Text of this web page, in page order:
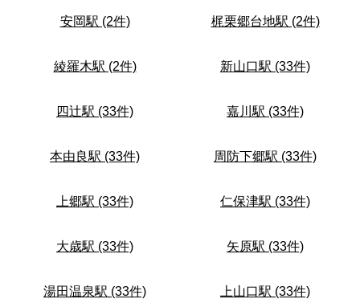
安岡駅 (2件) 梶栗郷台地駅 (2件)
綾羅木駅 (2件) 新山口駅 (33件)
四辻駅 (33件) 嘉川駅 (33件)
本由良駅 (33件) 周防下郷駅 (33件)
上郷駅 (33件) 仁保津駅 (33件)
大歳駅 (33件) 矢原駅 (33件)
湯田温泉駅 (33件) 上山口駅 (33件)